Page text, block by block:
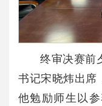
终审决赛前
书记宋晓炜出席
他勉励师生以